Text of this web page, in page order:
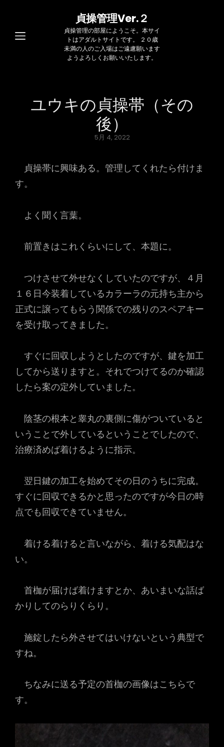
貞操管理Ver.２
貞操管理の部屋にようこそ。本サイ
トはアダルトサイトです。 ２０歳
未満の人のご入場はご遠慮願います
ようよろしくお願いいたします。
ユウキの貞操帯（その
後）
Posted
5月 4, 2022
貞操帯に興味ある。管理してくれたら付けま
す。
よく聞く言葉。
前置きはこれくらいにして、本題に。
つけさせて外せなくしていたのですが、４月
１６日今装着しているカラーラの元持ち主から
正式に譲ってもらう関係での残りのスペアキー
を受け取ってきました。
すぐに回収しようとしたのですが、鍵を加工
してから送りますと。それでつけてるのか確認
したら案の定外していました。
陰茎の根本と睾丸の裏側に傷がついていると
いうことで外しているということでしたので、
治療済めば着けるように指示。
翌日鍵の加工を始めてその日のうちに完成。
すぐに回収できるかと思ったのですが今日の時
点でも回収できていません。
着ける着けると言いながら、着ける気配はな
い。
首枷が届けば着けますとか、あいまいな話ば
かりしてのらりくらり。
施錠したら外させてはいけないという典型で
すね。
ちなみに送る予定の首枷の画像はこちらで
す。